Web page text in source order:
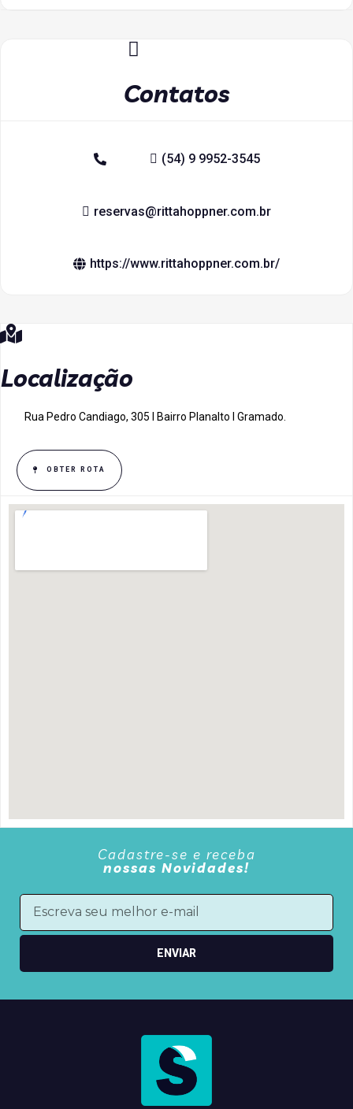
Contatos
(54) 9 9952-3545
reservas@rittahoppner.com.br
https://www.rittahoppner.com.br/
Localização
Rua Pedro Candiago, 305 I Bairro Planalto I Gramado.
OBTER ROTA
Cadastre-se e receba
nossas Novidades!
ENVIAR